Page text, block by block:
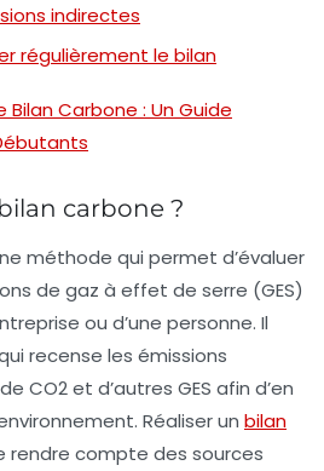
indirectes
régulièrement le bilan
Carbone : Un Guide
carbone ?
méthode qui permet d’évaluer
de gaz à effet de serre (GES)
ou d’une personne. Il
recense les émissions
CO2 et d’autres GES afin d’en
Réaliser un bilan
rendre compte des sources